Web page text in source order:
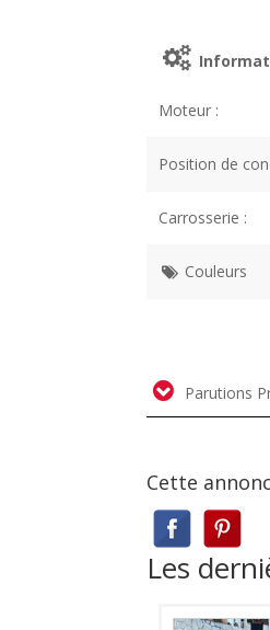
Moteur :
Position de
Carrosserie :
Couleurs
Parutions
Cette
Les